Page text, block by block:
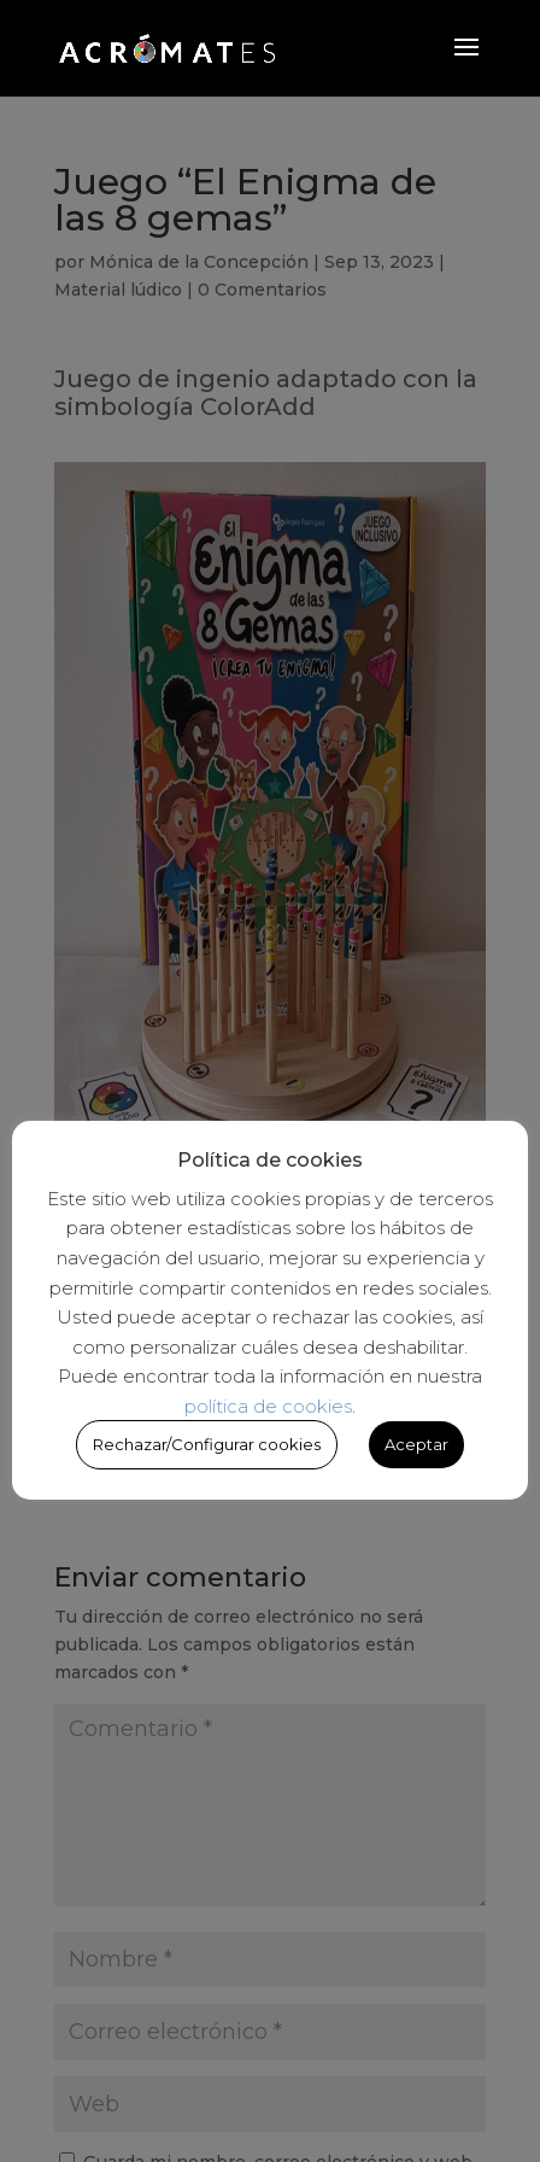
Juego “El Enigma de
las 8 gemas”
por Mónica de la Concepción | Sep 13, 2023 |
Material lúdico | 0 Comentarios
Juego de ingenio adaptado con la
simbología ColorAdd
Nuestros jovenes acromatas
disfutando del juego “El enigma
de las 8 Gemas”
Enviar comentario
Tu dirección de correo electrónico no será
publicada. Los campos obligatorios están
marcados con *
Política de cookies
Este sitio web utiliza cookies propias y de terceros
para obtener estadísticas sobre los hábitos de
navegación del usuario, mejorar su experiencia y
permitirle compartir contenidos en redes sociales.
Usted puede aceptar o rechazar las cookies, así
como personalizar cuáles desea deshabilitar.
Puede encontrar toda la información en nuestra
política de cookies.
Rechazar/Configurar cookies Aceptar